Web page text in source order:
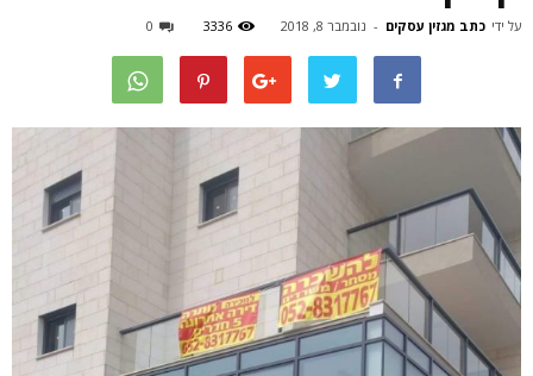
על ידי כתב מגזין עסקים - נובמבר 8, 2018 3336
0